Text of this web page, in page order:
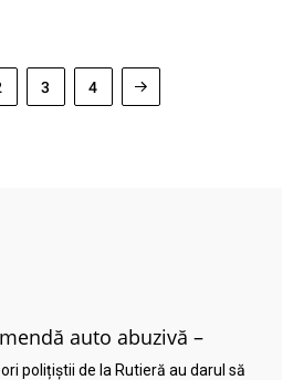
3 4
auto abuzivă –
polițiștii de la Rutieră au darul să